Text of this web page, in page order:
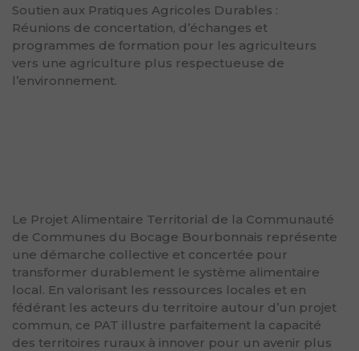
Soutien aux Pratiques Agricoles Durables :
Réunions de concertation, d’échanges et
programmes de formation pour les agriculteurs
vers une agriculture plus respectueuse de
l’environnement.
Le Projet Alimentaire Territorial de la Communauté
de Communes du Bocage Bourbonnais représente
une démarche collective et concertée pour
transformer durablement le système alimentaire
local. En valorisant les ressources locales et en
fédérant les acteurs du territoire autour d’un projet
commun, ce PAT illustre parfaitement la capacité
des territoires ruraux à innover pour un avenir plus